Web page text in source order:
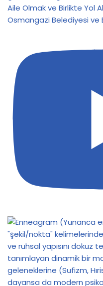
Aile Olmak ve Birlikte Yol
Osmangazi Belediyesi ve